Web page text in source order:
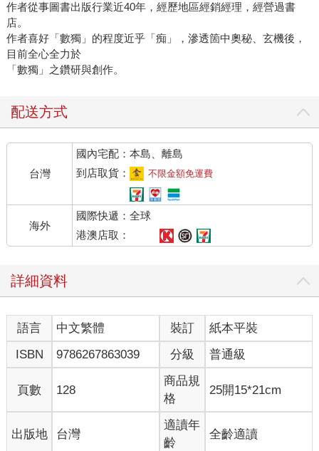
作者從事圖書出版行業近40年，經歷地區經銷經理，經營過書
店。
作者喜好「數獨」的程度近乎「痴」，滲透箇中奧秘、玄機後，
目前全心全力於
「數獨」之鑽研與創作。
配送方式
台灣
國內宅配：本島、離島
到店取貨：
不限金額免運費
海外
國際快遞：全球
港澳店取：
詳細資料
語言 中文繁體 裝訂
紙本平裝
ISBN
9786267863039 分級 普通級
頁數 128
商品規
格
25開15*21cm
出版地 台灣
適讀年
齡
全齡適讀